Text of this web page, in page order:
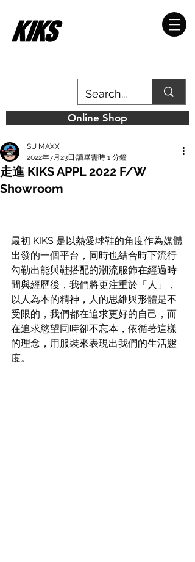
Online Shop
走進 KIKS APPL 2022 F/W
Showroom
SU MAXX
2022年7月23日 讀畢需時 1 分鐘
最初 KIKS 是以熱愛球鞋的角度作為媒體
出發的一個平台，同時也結合時下流行
勾勒出能與鞋搭配的潮流服飾在經過時
間與經歷後，我們將更注重於「人」，
以人為本的精神，人的思維與形體是不
受限的，我們都在追求更好的自己，而
在追求慾望同時卻不忘本，依循著這樣
的理念，用服裝來表現出我們的生活態
度。